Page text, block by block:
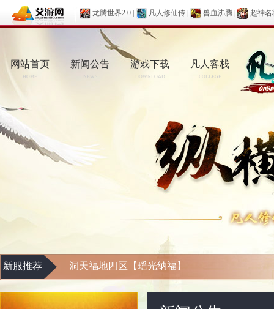
龙腾世界2.0 凡人修仙传 兽血沸腾 超神名
网站首页
HOME
新闻公告
NEWS
游戏下载
DOWNLOAD
凡人客栈
COLLEGE
新服推荐 洞天福地四区【瑶光纳福】